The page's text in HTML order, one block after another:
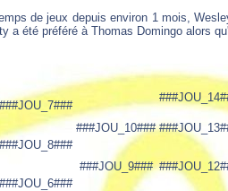
de jeux depuis environ 1 mois,
a été préféré à Thomas Domingo alors
###JOU_7###
###JOU_10###
###JOU_8###
###JOU_9###
###JOU_6###